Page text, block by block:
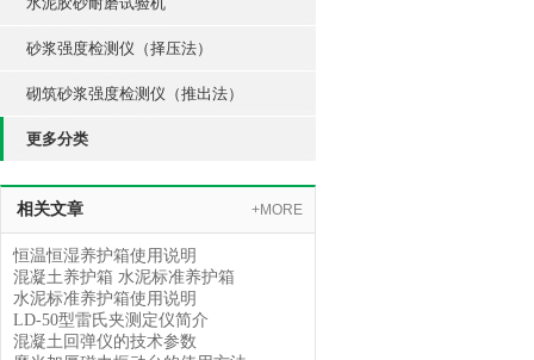
砂浆强度检测仪（择压法）
砌筑砂浆强度检测仪（推出法）
更多分类
相关文章 +MORE
恒温恒湿养护箱使用说明
混凝土养护箱 水泥标准养护箱
水泥标准养护箱使用说明
LD-50型雷氏夹测定仪简介
混凝土回弹仪的技术参数